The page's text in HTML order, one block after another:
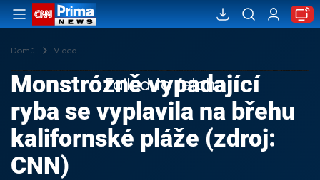
Domů Videa
Failed to fetch
Monstrózně vypadající
ryba se vyplavila na břehu
kalifornské pláže (zdroj:
CNN)